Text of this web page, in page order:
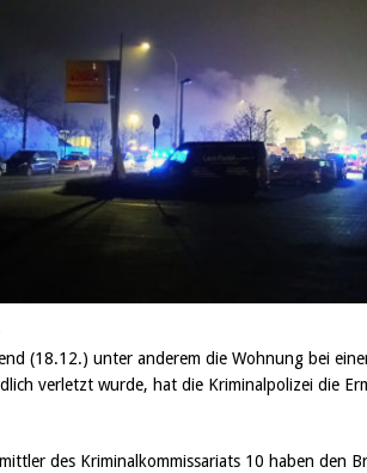
IN
(18.12.) unter anderem die Wohnung bei
verletzt wurde, hat die Kriminalpolizei die
des Kriminalkommissariats 10 haben den